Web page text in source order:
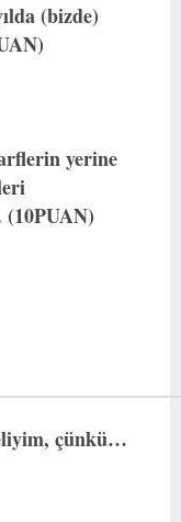
(bizde)
yerine
(10PUAN)
çünkü…